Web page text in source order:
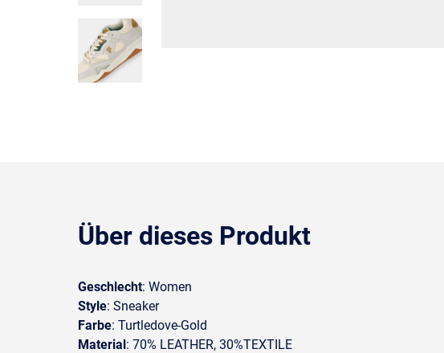
Über dieses Produkt
Geschlecht: Women
Style: Sneaker
Farbe: Turtledove-Gold
Material: 70% LEATHER, 30%TEXTILE